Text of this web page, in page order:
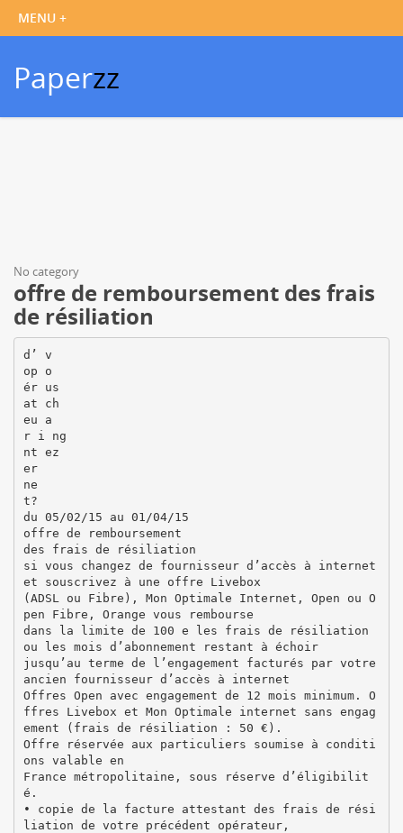
Paperzz
No category
offre de remboursement des frais
de résiliation
d’ v
op o
ér us
at ch
eu a
r i ng
nt ez
er
ne
t?
du 05/02/15 au 01/04/15
offre de remboursement
des frais de résiliation
si vous changez de fournisseur d’accès à internet
et souscrivez à une offre Livebox
(ADSL ou Fibre), Mon Optimale Internet, Open ou O
pen Fibre, Orange vous rembourse
dans la limite de 100 e les frais de résiliation
ou les mois d’abonnement restant à échoir
jusqu’au terme de l’engagement facturés par votre
ancien fournisseur d’accès à internet
Offres Open avec engagement de 12 mois minimum. O
ffres Livebox et Mon Optimale internet sans engag
ement (frais de résiliation : 50 €).
Offre réservée aux particuliers soumise à conditi
ons valable en
France métropolitaine, sous réserve d’éligibilit
é.
• copie de la facture attestant des frais de rési
liation de votre précédent opérateur,